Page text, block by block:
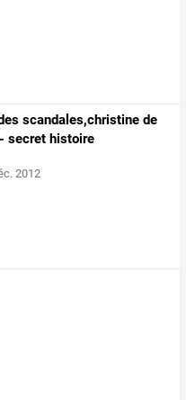
scandales,christine de
secret histoire
2012